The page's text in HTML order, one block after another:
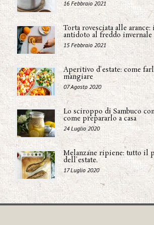
16 Febbraio 2021
Torta rovesciata alle
antidoto al freddo invernale
15 Febbraio 2021
Aperitivo d'estate: come
mangiare
07 Agosto 2020
Lo sciroppo di Sambuco
come prepararlo a casa
24 Luglio 2020
Melanzane ripiene: tutto il
dell'estate.
17 Luglio 2020